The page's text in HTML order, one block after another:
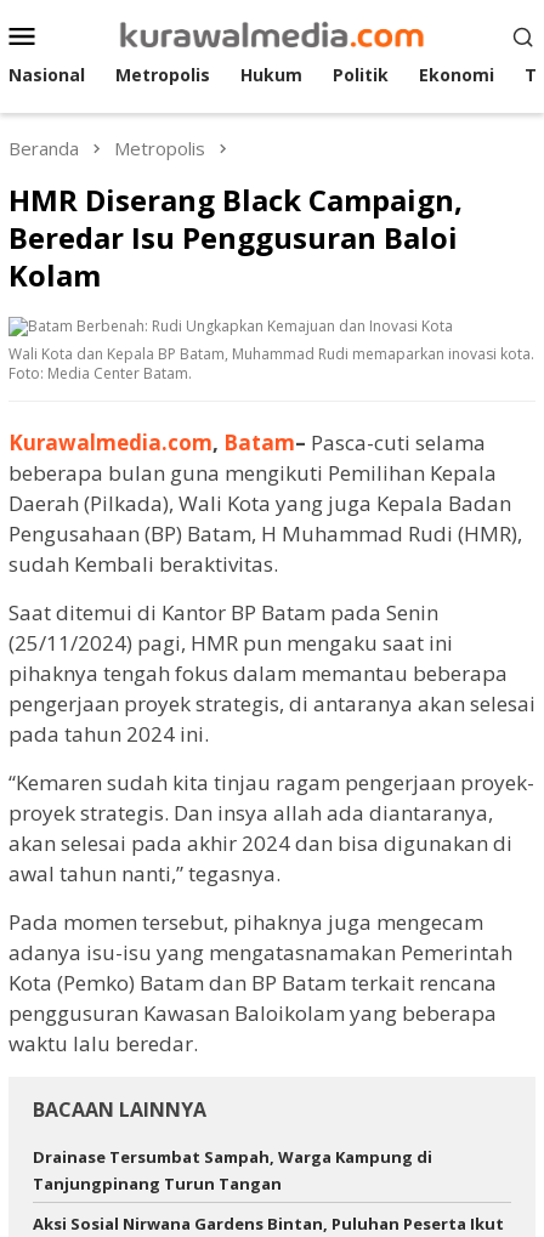
ke
konten
Menu
Mobile
Nasional Metropolis Hukum Politik Ekonomi
Beranda Metropolis
HMR Diserang Black Campaign,
Beredar Isu Penggusuran Baloi
Kolam
Wali Kota dan Kepala BP Batam, Muhammad Rudi memaparkan inovasi kota.
Foto: Media Center Batam.
Kurawalmedia.com, Batam– Pasca-cuti selama
beberapa bulan guna mengikuti Pemilihan Kepala
Daerah (Pilkada), Wali Kota yang juga Kepala Badan
Pengusahaan (BP) Batam, H Muhammad Rudi (HMR),
sudah Kembali beraktivitas.
Saat ditemui di Kantor BP Batam pada Senin
(25/11/2024) pagi, HMR pun mengaku saat ini
pihaknya tengah fokus dalam memantau beberapa
pengerjaan proyek strategis, di antaranya akan selesai
pada tahun 2024 ini.
“Kemaren sudah kita tinjau ragam pengerjaan proyek-
proyek strategis. Dan insya allah ada diantaranya,
akan selesai pada akhir 2024 dan bisa digunakan di
awal tahun nanti,” tegasnya.
Pada momen tersebut, pihaknya juga mengecam
adanya isu-isu yang mengatasnamakan Pemerintah
Kota (Pemko) Batam dan BP Batam terkait rencana
penggusuran Kawasan Baloikolam yang beberapa
waktu lalu beredar.
BACAAN LAINNYA
Drainase Tersumbat Sampah, Warga Kampung di
Tanjungpinang Turun Tangan
Aksi Sosial Nirwana Gardens Bintan, Puluhan Peserta Ikut